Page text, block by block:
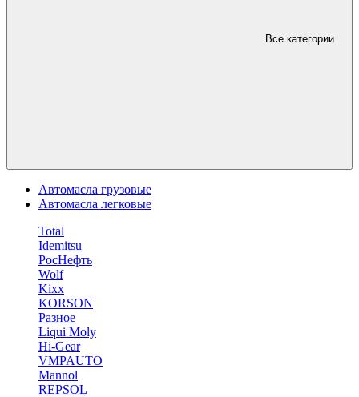
Все категории
Автомасла грузовые
Автомасла легковые
Total
Idemitsu
РосНефть
Wolf
Kixx
KORSON
Разное
Liqui Moly
Hi-Gear
VMPAUTO
Mannol
REPSOL